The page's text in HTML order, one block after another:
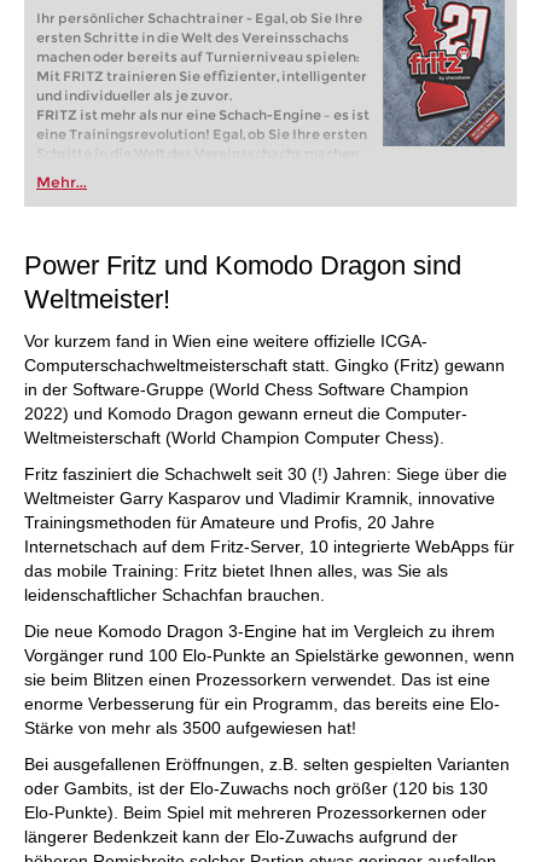
Ihr persönlicher Schachtrainer - Egal, ob Sie Ihre
ersten Schritte in die Welt des Vereinsschachs
machen oder bereits auf Turnierniveau spielen:
Mit FRITZ trainieren Sie effizienter, intelligenter
und individueller als je zuvor.
FRITZ ist mehr als nur eine Schach-Engine – es ist
eine Trainingsrevolution! Egal, ob Sie Ihre ersten
Schritte in die Welt des Vereinsschachs machen
oder bereits auf Turnierniveau spielen: Mit
FRITZ trainieren Sie effizienter, intelligenter und
individueller als je zuvor.
Mehr...
Power Fritz und Komodo Dragon sind
Weltmeister!
Vor kurzem fand in Wien eine weitere offizielle ICGA-
Computerschachweltmeisterschaft statt. Gingko (Fritz) gewann
in der Software-Gruppe (World Chess Software Champion
2022) und Komodo Dragon gewann erneut die Computer-
Weltmeisterschaft (World Champion Computer Chess).
Fritz fasziniert die Schachwelt seit 30 (!) Jahren: Siege über die
Weltmeister Garry Kasparov und Vladimir Kramnik, innovative
Trainingsmethoden für Amateure und Profis, 20 Jahre
Internetschach auf dem Fritz-Server, 10 integrierte WebApps für
das mobile Training: Fritz bietet Ihnen alles, was Sie als
leidenschaftlicher Schachfan brauchen.
Die neue Komodo Dragon 3-Engine hat im Vergleich zu ihrem
Vorgänger rund 100 Elo-Punkte an Spielstärke gewonnen, wenn
sie beim Blitzen einen Prozessorkern verwendet. Das ist eine
enorme Verbesserung für ein Programm, das bereits eine Elo-
Stärke von mehr als 3500 aufgewiesen hat!
Bei ausgefallenen Eröffnungen, z.B. selten gespielten Varianten
oder Gambits, ist der Elo-Zuwachs noch größer (120 bis 130
Elo-Punkte). Beim Spiel mit mehreren Prozessorkernen oder
längerer Bedenkzeit kann der Elo-Zuwachs aufgrund der